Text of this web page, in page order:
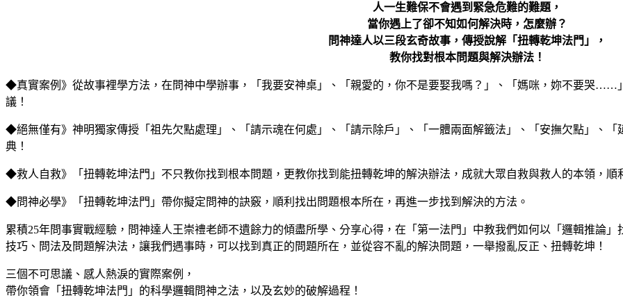
人一生難保不會遇到緊急危難的難題，
當你遇上了卻不知如何解決時，怎麼辦？
問神達人以三段玄奇故事，傳授說解「扭轉乾坤法門」，
教你找對根本問題與解決辦法！
◆真實案例》從故事裡學方法，在問神中學辦事，「我要安神桌」、「親愛的，你不是要娶我嗎？」、「媽咪，妳不要哭……
議！
◆絕無僅有》神明獨家傳授「祖先欠點處理」、「請示魂在何處」、「請示除戶」、「一體兩面解籤法」、「安撫欠點」、
典！
◆救人自救》「扭轉乾坤法門」不只教你找到根本問題，更教你找到能扭轉乾坤的解決辦法，成就大眾自救與救人的本領，順
◆問神必學》「扭轉乾坤法門」帶你擬定問神的訣竅，順利找出問題根本所在，再進一步找到解決的方法。
累積25年問事實戰經驗，問神達人王崇禮老師不遺餘力的傾盡所學、分享心得，在「第一法門」中教我們如何以「邏輯推論
技巧、問法及問題解決法，讓我們遇事時，可以找到真正的問題所在，並從容不亂的解決問題，一舉撥亂反正、扭轉乾坤！
三個不可思議、感人熱淚的實際案例，
帶你領會「扭轉乾坤法門」的科學邏輯問神之法，以及玄妙的破解過程！